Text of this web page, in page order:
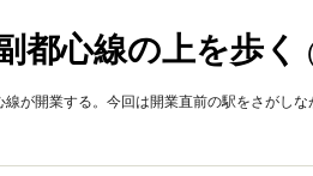
都心線の上を歩く
が開業する。今回は開業直前の駅をさがし